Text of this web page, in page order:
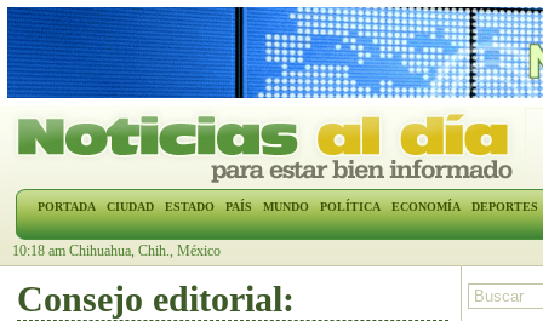
PORTADA CIUDAD ESTADO PAÍS MUNDO POLÍTICA ECONOMÍA DEPORTES
10:18 am Chihuahua, Chih., México
Consejo editorial: